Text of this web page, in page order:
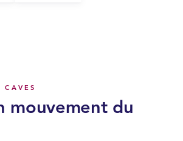
CAVES
mouvement du